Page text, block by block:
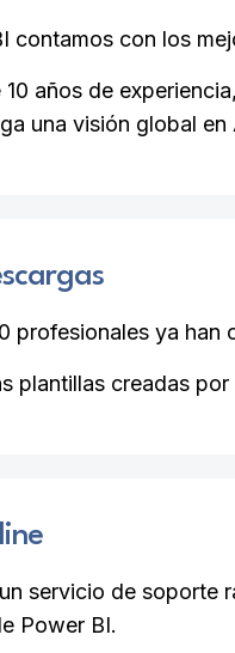
contamos con los
10 años de
una visión global
profesionales ya
plantillas creadas
servicio de soporte
Power BI.